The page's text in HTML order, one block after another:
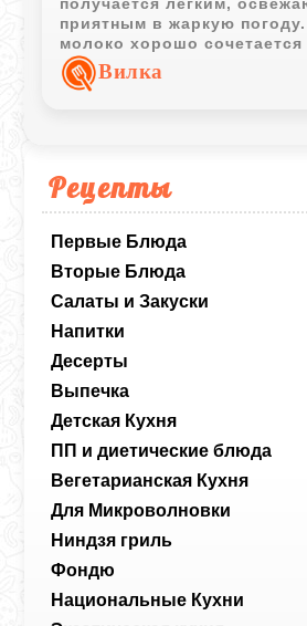
Рецепты
Первые Блюда
Вторые Блюда
Салаты и Закуски
Напитки
Десерты
Выпечка
Детская Кухня
ПП и диетические блюда
Вегетарианская Кухня
Для Микроволновки
Ниндзя гриль
Фондю
Национальные Кухни
приятным в жаркую
молоко хорошо сочетается
вкусом малины, а напиток
буквально за несколько
Вилка